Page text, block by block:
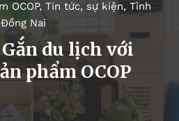
OCOP, Tin tức, sự kiện, Tỉnh
Đồng Nai
du lịch với
phẩm OCOP